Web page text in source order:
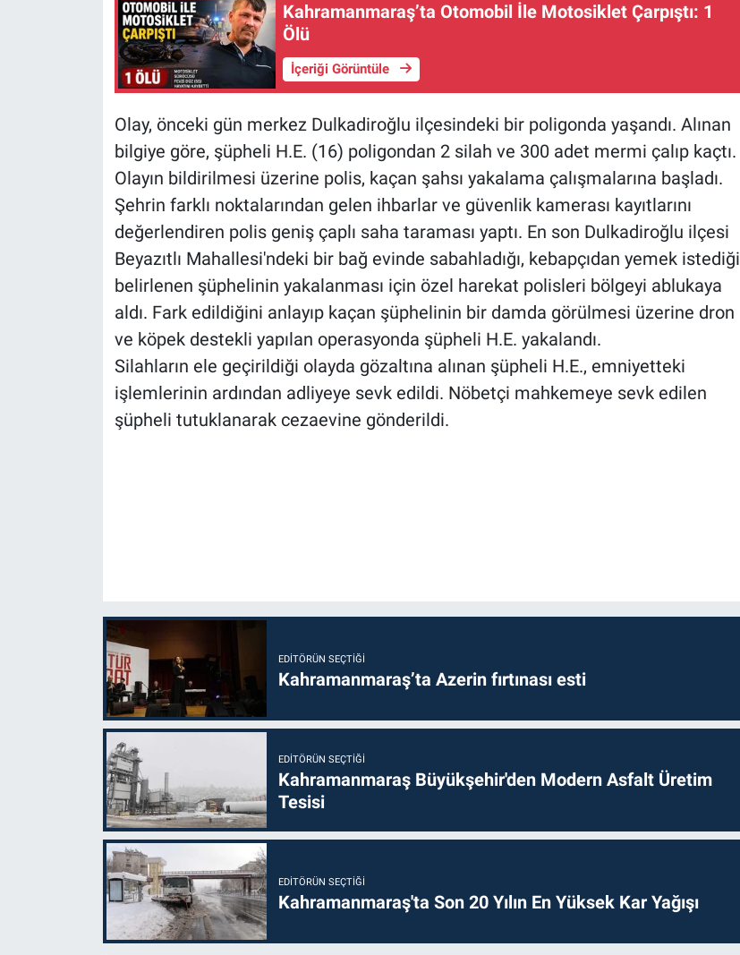
Kahramanmaraş’ta Otomobil İle Motosiklet Çarpıştı: 1
Ölü
İçeriği Görüntüle
Olay, önceki gün merkez Dulkadiroğlu ilçesindeki bir poligonda yaşandı. Alınan
bilgiye göre, şüpheli H.E. (16) poligondan 2 silah ve 300 adet mermi çalıp kaçtı.
Olayın bildirilmesi üzerine polis, kaçan şahsı yakalama çalışmalarına başladı.
Şehrin farklı noktalarından gelen ihbarlar ve güvenlik kamerası kayıtlarını
değerlendiren polis geniş çaplı saha taraması yaptı. En son Dulkadiroğlu ilçesi
Beyazıtlı Mahallesi'ndeki bir bağ evinde sabahladığı, kebapçıdan yemek istediği
belirlenen şüphelinin yakalanması için özel harekat polisleri bölgeyi ablukaya
aldı. Fark edildiğini anlayıp kaçan şüphelinin bir damda görülmesi üzerine dron
ve köpek destekli yapılan operasyonda şüpheli H.E. yakalandı.
Silahların ele geçirildiği olayda gözaltına alınan şüpheli H.E., emniyetteki
işlemlerinin ardından adliyeye sevk edildi. Nöbetçi mahkemeye sevk edilen
şüpheli tutuklanarak cezaevine gönderildi.
EDITÖRÜN SEÇTIĞI
Kahramanmaraş’ta Azerin fırtınası esti
EDITÖRÜN SEÇTIĞI
Kahramanmaraş Büyükşehir'den Modern Asfalt Üretim
Tesisi
EDITÖRÜN SEÇTIĞI
Kahramanmaraş'ta Son 20 Yılın En Yüksek Kar Yağışı